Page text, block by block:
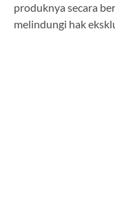
produknya secara
melindungi hak